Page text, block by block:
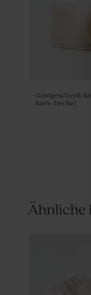
Gastgeschenk
Kork-Deckel
Ähnliche